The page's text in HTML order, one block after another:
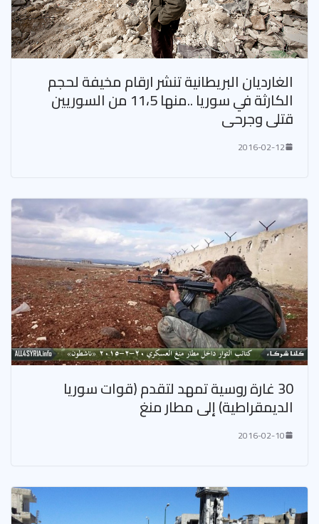
الغارديان البريطانية تنشر ارقام مخيفة لحجم
الكارثة في سوريا ..منها 11،5 من السوريين
قتلى وجرحى
2016-02-12
30 غارة روسية تمهد لتقدم (قوات سوريا
الديمقراطية) إلى مطار منغ
2016-02-10